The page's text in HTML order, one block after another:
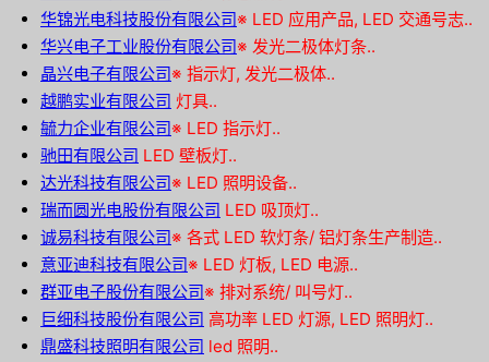
华锦光电科技股份有限公司※ LED 应用产品, LED 交通号志..
华兴电子工业股份有限公司※ 发光二极体灯条..
晶兴电子有限公司※ 指示灯, 发光二极体..
越鹏实业有限公司 灯具..
毓力企业有限公司※ LED 指示灯..
驰田有限公司 LED 壁板灯..
达光科技有限公司※ LED 照明设备..
瑞而圆光电股份有限公司 LED 吸顶灯..
诚易科技有限公司※ 各式 LED 软灯条/ 铝灯条生产制造..
意亚迪科技有限公司※ LED 灯板, LED 电源..
群亚电子股份有限公司※ 排对系统/ 叫号灯..
巨细科技股份有限公司 高功率 LED 灯源, LED 照明灯..
鼎盛科技照明有限公司 led 照明..